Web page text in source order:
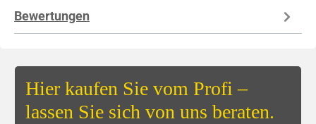
Bewertungen
Hier kaufen Sie vom Profi –
lassen Sie sich von uns beraten.